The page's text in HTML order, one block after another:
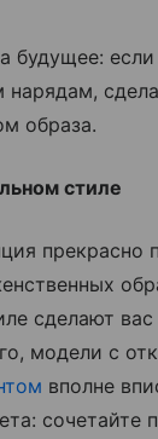
будущее:
образа.
стиле
прекрасно
сделают
модели с
вполне
сочетайте